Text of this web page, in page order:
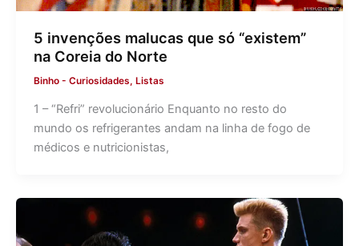
5 invenções malucas que só “existem”
na Coreia do Norte
Binho - Curiosidades, Listas
1 – “Refri” revolucionário Enquanto no resto do
mundo os refrigerantes andam na linha de fogo de
médicos e nutricionistas,